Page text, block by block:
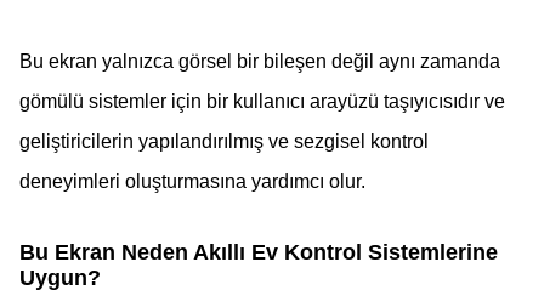
Bu ekran yalnızca görsel bir bileşen değil aynı zamanda
gömülü sistemler için bir kullanıcı arayüzü taşıyıcısıdır ve
geliştiricilerin yapılandırılmış ve sezgisel kontrol
deneyimleri oluşturmasına yardımcı olur.
Bu Ekran Neden Akıllı Ev Kontrol Sistemlerine
Uygun?